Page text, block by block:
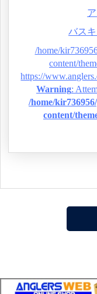
バス
/home/
content/
https://
Warning:
/home/
content/